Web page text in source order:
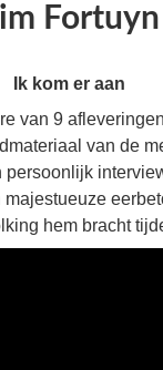
Fortuyn
Ik kom er aan
van 9
van de
persoonlijk
majestueuze
hem bracht